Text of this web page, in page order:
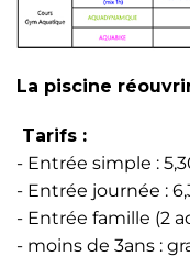
La piscine
Tarifs :
- Entrée simple :
- Entrée journée :
- Entrée famille (2
- moins de 3ans :